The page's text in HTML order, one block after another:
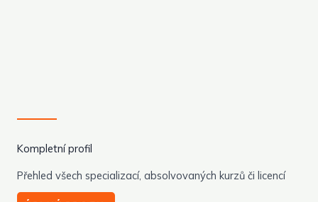
Kompletní profil
Přehled všech specializací, absolvovaných kurzů či licencí